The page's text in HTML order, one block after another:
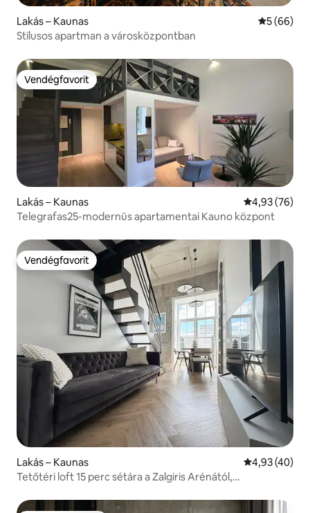
Lakás – Kaunas Átlagos
5 (66)
Stílusos apartman a városközpontban
Vendégfavorit
Vendégfavorit
Lakás – Kaunas Átlagos
4,93 (76)
Telegrafas25-modernūs apartamentai Kauno központ
Vendégfavorit
Vendégfavorit
Lakás – Kaunas Átlagos
4,93 (40)
Tetőtéri loft 15 perc sétára a Zalgiris Arénától,